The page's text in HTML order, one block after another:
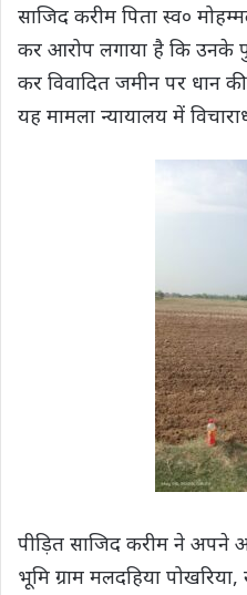
साजिद करीम पिता स्व०
कर आरोप लगाया है कि उनके
कर विवादित जमीन पर धान
यह मामला न्यायालय में
पीड़ित साजिद करीम ने अपने
भूमि ग्राम मलदहिया